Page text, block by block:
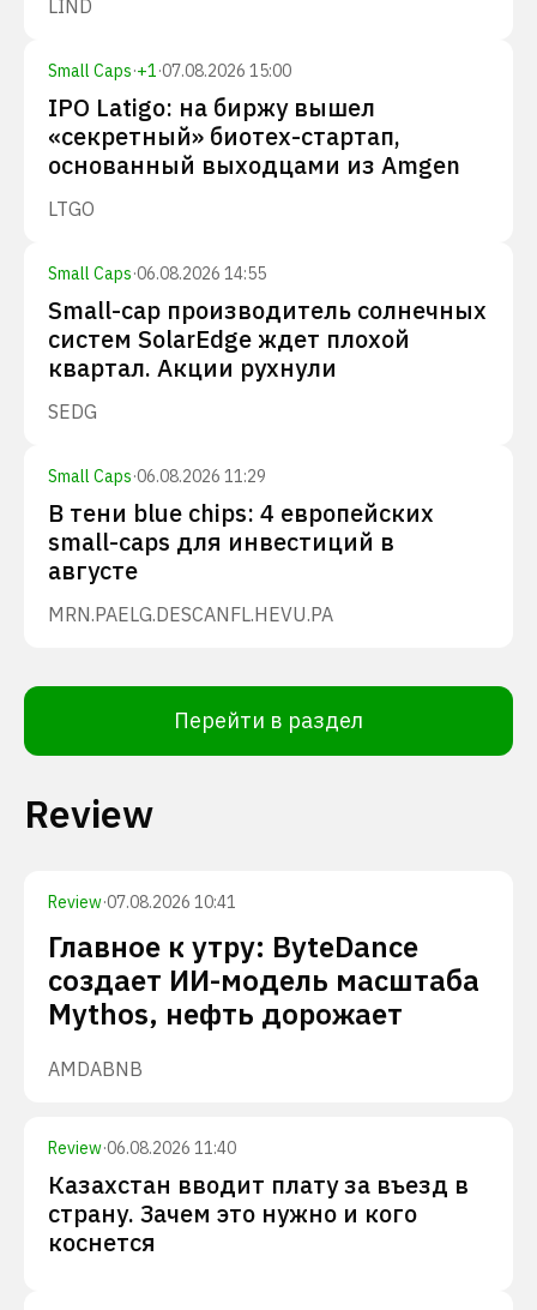
LIND
Small Caps·+1·07.08.2026 15:00
IPO Latigo: на биржу вышел
«секретный» биотех-стартап,
основанный выходцами из Amgen
LTGO
Small Caps·06.08.2026 14:55
Small-cap производитель солнечных
систем SolarEdge ждет плохой
квартал. Акции рухнули
SEDG
Small Caps·06.08.2026 11:29
В тени blue chips: 4 европейских
small-caps для инвестиций в
августе
MRN.PAELG.DESCANFL.HEVU.PA
Перейти в раздел
Review
Review·07.08.2026 10:41
Главное к утру: ByteDance
создает ИИ-модель масштаба
Mythos, нефть дорожает
AMDABNB
Review·06.08.2026 11:40
Казахстан вводит плату за въезд в
страну. Зачем это нужно и кого
коснется